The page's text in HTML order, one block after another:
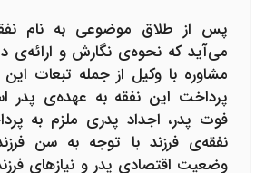
پس از طلاق موضوعی به نام
می‌آید که نحوه‌ی نگارش و ارائه‌ی
مشاوره با وکیل از جمله تبعات
پرداخت این نفقه به عهده‌ی
فوت پدر، اجداد پدری ملزم به
نفقه‌ی فرزند با توجه به سن
وضعیت اقتصادی پدر و نیازهای